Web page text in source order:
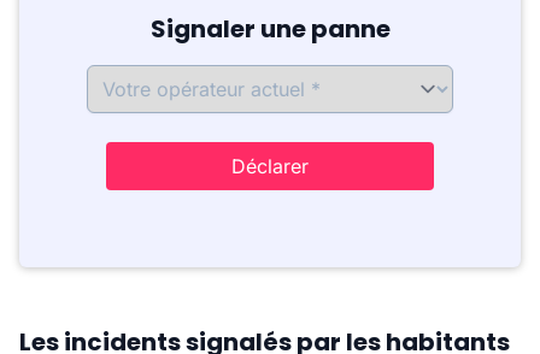
Signaler une panne
Déclarer
Les incidents signalés par les habitants